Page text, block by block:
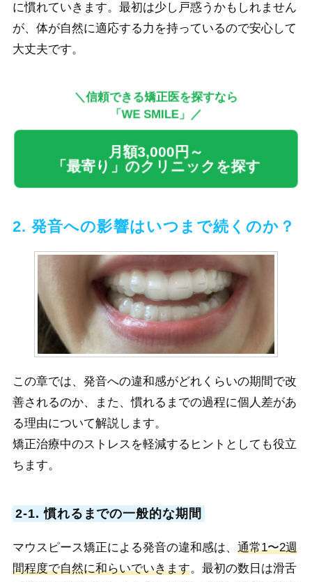
に慣れていきます。最初は少し戸惑うかもしれません
が、体が自然に適応する力を持っているので安心して
大丈夫です。
＼信頼できる矯正医を探すなら
「WE SMILE」／
月額3,000円～
「最寄り」のクリニックを探す
2. 発音への影響はいつまで続くのか？
この章では、発音への違和感がどれくらいの期間で改
善されるのか、また、慣れるまでの過程に個人差があ
る理由について解説します。
矯正治療中のストレスを軽減するヒントとしても役立
ちます。
2-1. 慣れるまでの一般的な期間
マウスピース矯正による発音の違和感は、 通常1〜2週
間程度で自然に和らいでいきます。最初の数日は滑舌